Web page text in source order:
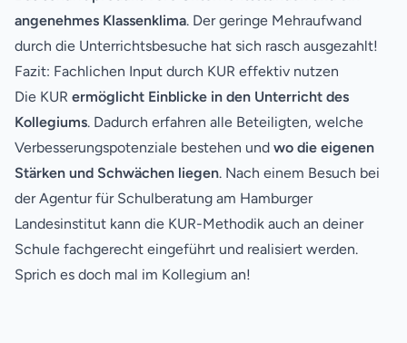
angenehmes Klassenklima. Der geringe Mehraufwand
durch die Unterrichtsbesuche hat sich rasch ausgezahlt!
Fazit: Fachlichen Input durch KUR effektiv nutzen
Die KUR ermöglicht Einblicke in den Unterricht des
Kollegiums. Dadurch erfahren alle Beteiligten, welche
Verbesserungspotenziale bestehen und wo die eigenen
Stärken und Schwächen liegen. Nach einem Besuch bei
der Agentur für Schulberatung am Hamburger
Landesinstitut kann die KUR-Methodik auch an deiner
Schule fachgerecht eingeführt und realisiert werden.
Sprich es doch mal im Kollegium an!